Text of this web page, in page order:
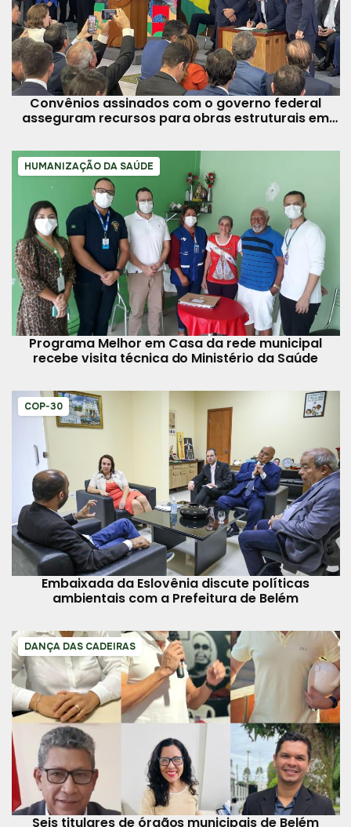
Convênios assinados com o governo federal
asseguram recursos para obras estruturais em
HUMANIZAÇÃO DA SAÚDE
Programa Melhor em Casa da rede municipal
recebe visita técnica do Ministério da Saúde
COP-30
Embaixada da Eslovênia discute políticas
ambientais com a Prefeitura de Belém
DANÇA DAS CADEIRAS
Seis titulares de órgãos municipais de Belém